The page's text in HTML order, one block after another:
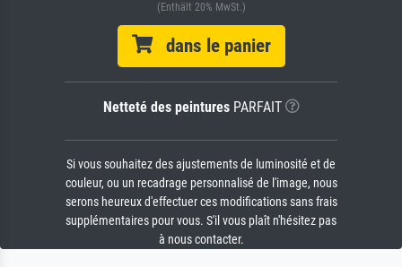
(Enthält 20% MwSt.)
dans le panier
Netteté des peinturesPARFAIT
Si vous souhaitez des ajustements de luminosité et de
couleur, ou un recadrage personnalisé de l'image, nous
serons heureux d'effectuer ces modifications sans frais
supplémentaires pour vous. S'il vous plaît n'hésitez pas
à nous contacter.